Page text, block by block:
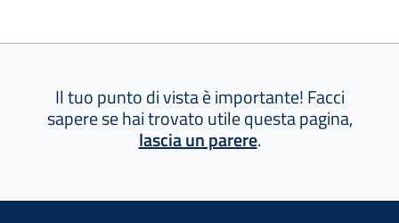
Il tuo punto di vista è importante! Facci
sapere se hai trovato utile questa pagina,
lascia un parere.